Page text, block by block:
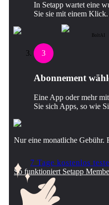
In Setapp wartet eine
Sie sie mit einem Klick.
BoltAI
3
Abonnement
Eine App oder mehr
Sie sich Apps, so wie
Nur eine monatliche Gebühr.
7 Tage kostenlos
So funktioniert Setapp